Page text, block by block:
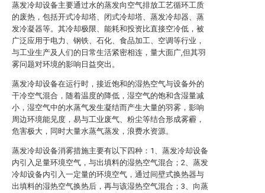
蒸发冷却设备主要通过水的蒸发向空气排放工艺循环工质
的废热，包括开式冷却塔、闭式冷却塔、蒸发冷却器、蒸
发冷凝器等。其冷却极限、能耗和投资比直接空冷低，被
广泛应用于电力、钢铁、石化、食品加工、空调等行业，
与工业生产及人们的日常生活紧密相连，量大面广,但其羽
雾问题对环境的影响日益突出。
蒸发冷却设备在运行时，接近饱和的湿热空气与设备外的
干冷空气混合，随着温度的降低，湿空气的饱和含湿量减
小，湿空气中的水蒸气发生凝结而产生大量的羽雾，影响
周边环境能见度，易与工业废气、粉尘等结合形成雾霾，
危害极大，同时大量水蒸气蒸发，浪费水资源。
蒸发冷却设备消雾措施主要有以下四种：1、蒸发冷却设备
内引入足量环境空气，与出填料的湿热空气混合；2、蒸发
冷却设备内引入一定量的环境空气，通过间壁式换热器与
出填料的湿热空气换热后，再与该湿热空气混合；3、向蒸